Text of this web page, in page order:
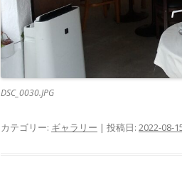
DSC_0030.JPG
カテゴリー: ギャラリー | 投稿日: 2022-08-